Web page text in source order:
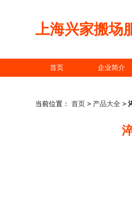
上海兴家搬场
首页 企业简介
当前位置： 首页 > 产品大全 >